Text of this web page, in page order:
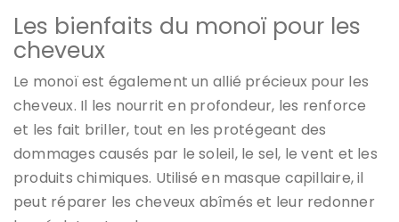
Les bienfaits du monoï pour les
cheveux
Le monoï est également un allié précieux pour les
cheveux. Il les nourrit en profondeur, les renforce
et les fait briller, tout en les protégeant des
dommages causés par le soleil, le sel, le vent et les
produits chimiques. Utilisé en masque capillaire, il
peut réparer les cheveux abîmés et leur redonner